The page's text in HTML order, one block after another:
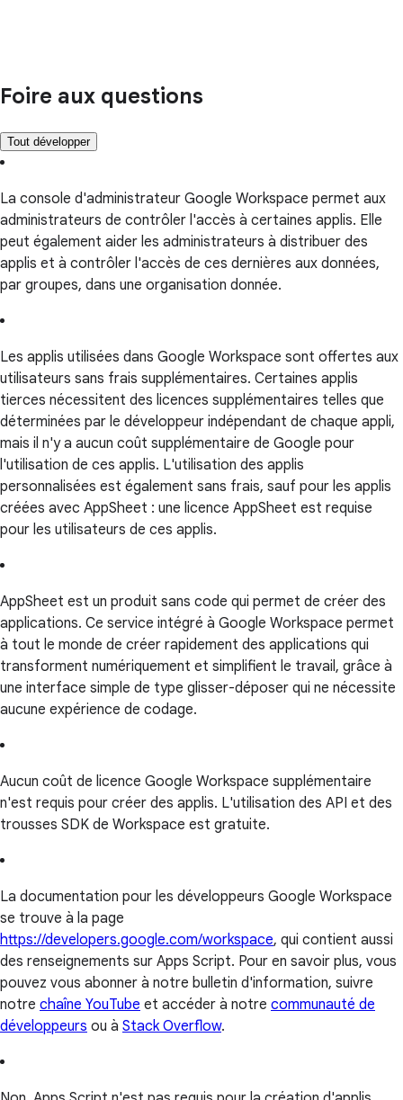
Foire aux questions
Tout développer
La console d'administrateur Google Workspace permet aux
administrateurs de contrôler l'accès à certaines applis. Elle
peut également aider les administrateurs à distribuer des
applis et à contrôler l'accès de ces dernières aux données,
par groupes, dans une organisation donnée.
Les applis utilisées dans Google Workspace sont offertes aux
utilisateurs sans frais supplémentaires. Certaines applis
tierces nécessitent des licences supplémentaires telles que
déterminées par le développeur indépendant de chaque appli,
mais il n'y a aucun coût supplémentaire de Google pour
l'utilisation de ces applis. L'utilisation des applis
personnalisées est également sans frais, sauf pour les applis
créées avec AppSheet : une licence AppSheet est requise
pour les utilisateurs de ces applis.
AppSheet est un produit sans code qui permet de créer des
applications. Ce service intégré à Google Workspace permet
à tout le monde de créer rapidement des applications qui
transforment numériquement et simplifient le travail, grâce à
une interface simple de type glisser-déposer qui ne nécessite
aucune expérience de codage.
Aucun coût de licence Google Workspace supplémentaire
n'est requis pour créer des applis. L'utilisation des API et des
trousses SDK de Workspace est gratuite.
La documentation pour les développeurs Google Workspace
se trouve à la page
https://developers.google.com/workspace, qui contient aussi
des renseignements sur Apps Script. Pour en savoir plus, vous
pouvez vous abonner à notre bulletin d'information, suivre
notre chaîne YouTube et accéder à notre communauté de
développeurs ou à Stack Overflow.